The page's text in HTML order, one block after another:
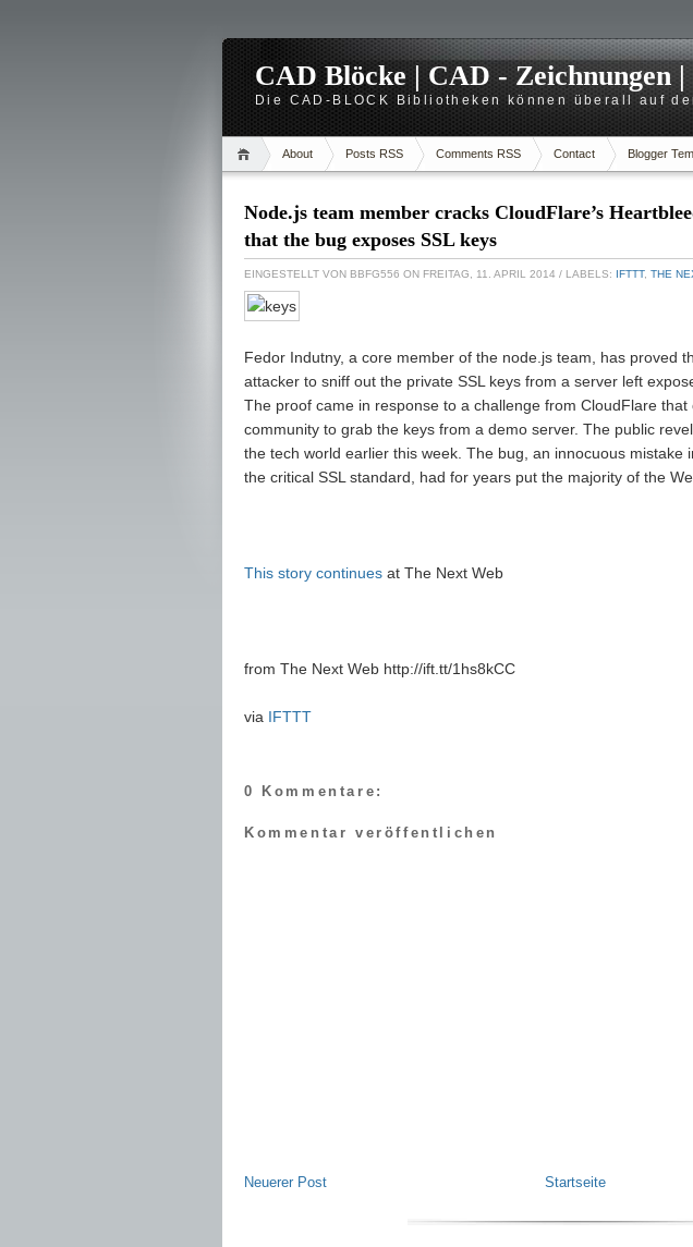
CAD Blöcke | CAD - Zeichnungen |
Die CAD-BLOCK Bibliotheken können überall auf
About Posts RSS Comments RSS Contact Blogger
Node.js team member cracks CloudFlare’s
that the bug exposes SSL keys
EINGESTELLT VON BBFG556 ON FREITAG, 11. APRIL 2014 / LABELS: IFTTT, THE
Fedor Indutny, a core member of the node.js team, has proved
attacker to sniff out the private SSL keys from a server left
The proof came in response to a challenge from CloudFlare
community to grab the keys from a demo server. The public
the tech world earlier this week. The bug, an innocuous mistake
the critical SSL standard, had for years put the majority of the
This story continues at The Next Web
from The Next Web http://ift.tt/1hs8kCC
via IFTTT
0 Kommentare:
Kommentar veröffentlichen
Neuerer Post Startseite